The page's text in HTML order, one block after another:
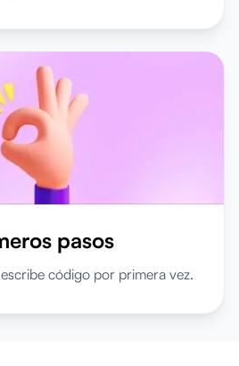
pasos
código por primera vez.